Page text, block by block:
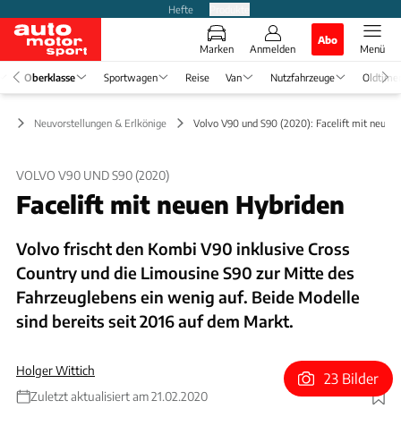
Hefte
Marken Anmelden
Abo
Menü
Oberklasse Sportwagen Reise Van Nutzfahrzeuge Oldtimer
Neuvorstellungen & Erlkönige Volvo V90 und S90 (2020): Facelift mit neuen
VOLVO V90 UND S90 (2020)
Facelift mit neuen Hybriden
Volvo frischt den Kombi V90 inklusive Cross
Country und die Limousine S90 zur Mitte des
Fahrzeuglebens ein wenig auf. Beide Modelle
sind bereits seit 2016 auf dem Markt.
Holger Wittich
Zuletzt aktualisiert am 21.02.2020
Foto: Volvo
23 Bilder